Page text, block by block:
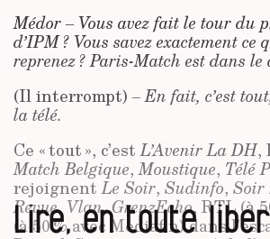
Médor – Vous avez fait le tour du
d’IPM ? Vous savez exactement ce
reprenez ? Paris-Match est dans le
(Il interrompt) – En fait, c’est
la télé.
Ce « tout », c’estL’Avenir La DH,
Match Belgique,Moustique, Télé
rejoignentLe Soir, Sudinfo, Soir
Revue,Vlan,GrenzEcho, RTL (à
(à 50 % avec Mediafin) dans
Lire, en toute